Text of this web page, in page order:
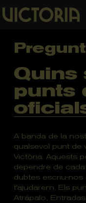
Quins
punts
A banda de la
qualsevol punt de
Victòria. Aquests
dependre de
dubtes escriu-nos
t'ajudarem. Els
Atrápalo,